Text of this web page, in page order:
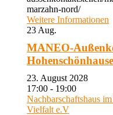
marzahn-nord/
Weitere Informationen
23 Aug.
MANEO-
23. August 2028
17:00 - 19:00
Nachbarschaftshaus
Vielfalt e.V